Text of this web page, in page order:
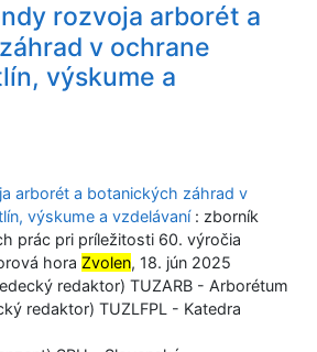
rozvoja arborét a
v ochrane
výskume a
arborét a botanických záhrad v
výskume a vzdelávaní: zborník
prác pri príležitosti 60. výročia
hora Zvolen, 18. jún 2025
redaktor) TUZARB - Arborétum
redaktor) TUZLFPL - Katedra